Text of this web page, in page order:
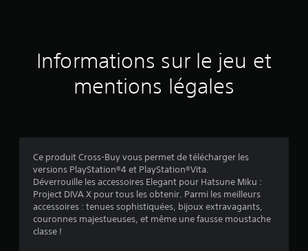
a
s
:
5
Informations sur le jeu et
mentions légales
Ce produit Cross-Buy vous permet de télécharger les
versions PlayStation®4 et PlayStation®Vita.
Déverrouille les accessoires Elegant pour Hatsune Miku :
Project DIVA X pour tous les obtenir. Parmi les meilleurs
accessoires : tenues sophistiquées, bijoux extravagants,
couronnes majestueuses, et même une fausse moustache
classe !